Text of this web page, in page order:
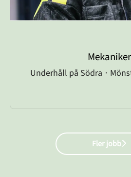
Mekaniker
Underhåll på Södra ·
Fler jobb